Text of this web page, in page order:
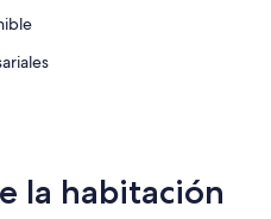
la habitación